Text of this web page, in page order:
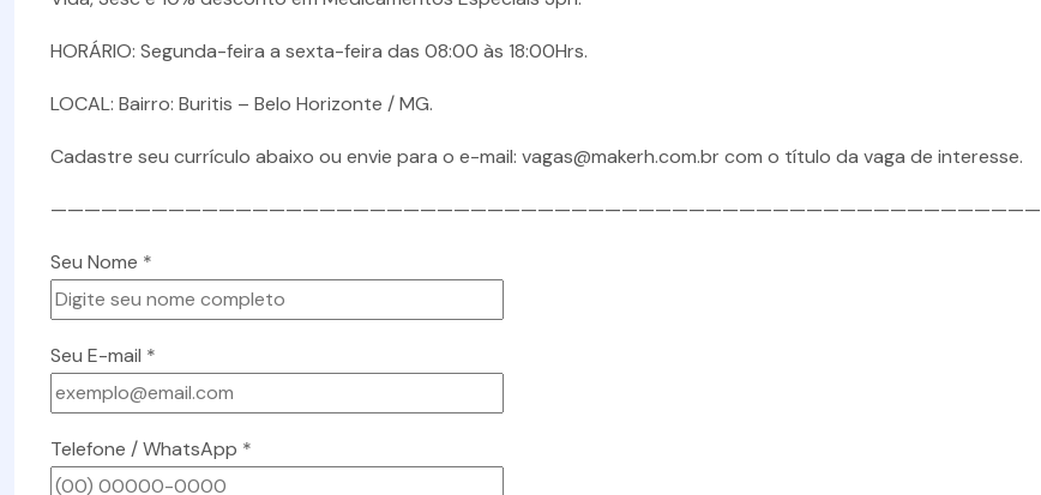
HORÁRIO: Segunda-feira a sexta-feira das 08:00 às 18:00Hrs.
LOCAL: Bairro: Buritis – Belo Horizonte / MG.
Cadastre seu currículo abaixo ou envie para o e-mail: vagas@makerh.com.br com o título da vaga de interesse.
———————————————————————————————————————————————————————————
Seu Nome *
Seu E-mail *
Telefone / WhatsApp *